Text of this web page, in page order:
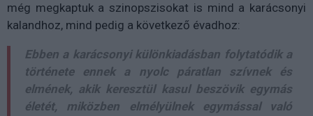
még megkaptuk a szinopszisokat is mind a karácsonyi
kalandhoz, mind pedig a következő évadhoz:
Ebben a karácsonyi különkiadásban folytatódik a
története ennek a nyolc páratlan szívnek és
elmének, akik keresztül kasul beszövik egymás
életét, miközben elmélyülnek egymással való